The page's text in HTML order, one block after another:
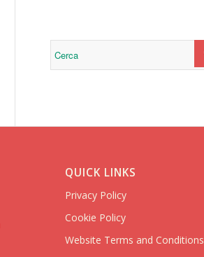
QUICK LINKS
Privacy Policy
Cookie Policy
Website Terms and Conditions